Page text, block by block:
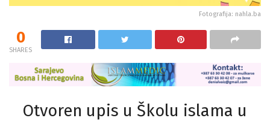
Fotografija: nahla.ba
0
SHARES
Otvoren upis u Školu islama u